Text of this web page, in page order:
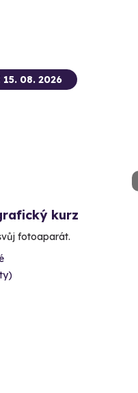
08. 2026
kurz
fotoaparát.